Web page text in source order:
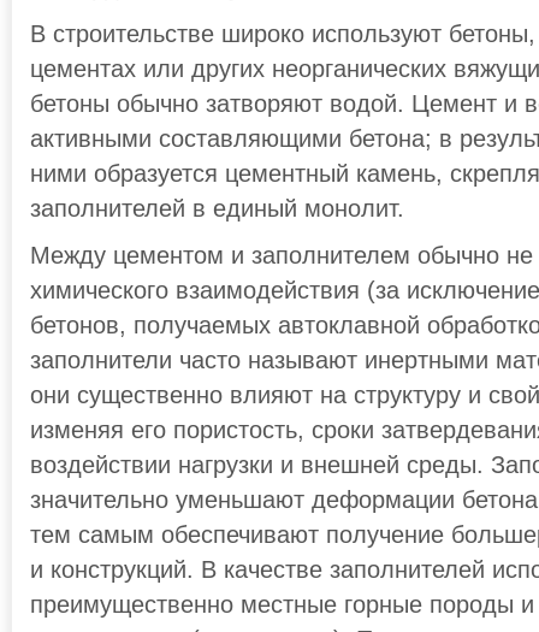
В строительстве широко используют
цементах или других неорганических
бетоны обычно затворяют водой. Цемент и
активными составляющими бетона; в
ними образуется цементный камень,
заполнителей в единый монолит.
Между цементом и заполнителем обычно не
химического взаимодействия (за
бетонов, получаемых автоклавной
заполнители часто называют инертными
они существенно влияют на структуру и
изменяя его пористость, сроки
воздействии нагрузки и внешней среды.
значительно уменьшают деформации
тем самым обеспечивают получение
и конструкций. В качестве заполнителей
преимущественно местные горные породы